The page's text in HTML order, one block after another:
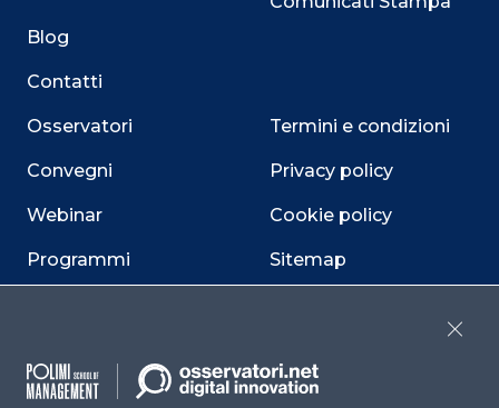
Blog
Contatti
Osservatori
Convegni
Webinar
Programmi
Termini e condizioni
Privacy policy
Cookie policy
Sitemap
Cookie Center